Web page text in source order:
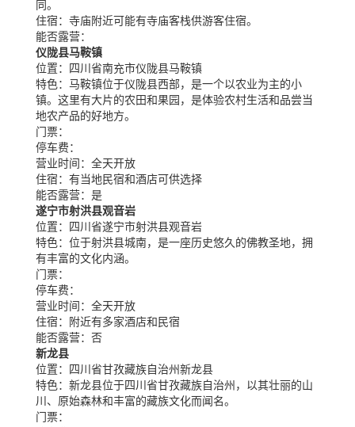
同。
住宿： 寺庙附近可能有寺庙客栈供游客住宿。
能否露营：
仪陇县马鞍镇
位置： 四川省南充市仪陇县马鞍镇
特色： 马鞍镇位于仪陇县西部，是一个以农业为主的小
镇。这里有大片的农田和果园，是体验农村生活和品尝当
地农产品的好地方。
门票：
停车费：
营业时间： 全天开放
住宿： 有当地民宿和酒店可供选择
能否露营： 是
遂宁市射洪县观音岩
位置： 四川省遂宁市射洪县观音岩
特色： 位于射洪县城南，是一座历史悠久的佛教圣地，拥
有丰富的文化内涵。
门票：
停车费：
营业时间： 全天开放
住宿： 附近有多家酒店和民宿
能否露营： 否
新龙县
位置： 四川省甘孜藏族自治州新龙县
特色： 新龙县位于四川省甘孜藏族自治州，以其壮丽的山
川、原始森林和丰富的藏族文化而闻名。
门票：